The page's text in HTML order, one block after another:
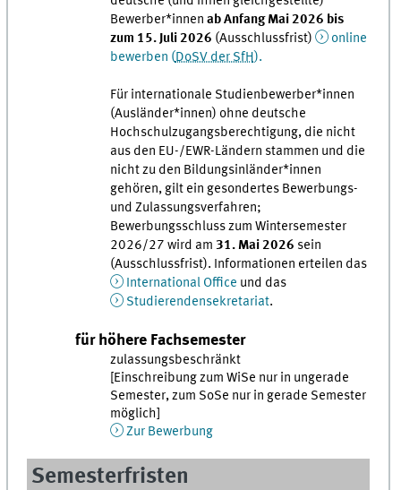
Bewerber*innen ab Anfang Mai 2026 bis
zum 15. Juli 2026 (Ausschlussfrist)
online
bewerben (DoSV der SfH).
Für internationale Studienbewerber*innen
(Ausländer*innen) ohne deutsche
Hochschulzugangsberechtigung, die nicht
aus den EU-/EWR-Ländern stammen und die
nicht zu den Bildungsinländer*innen
gehören, gilt ein gesondertes Bewerbungs-
und Zulassungsverfahren;
Bewerbungsschluss zum Wintersemester
2026/27 wird am 31. Mai 2026 sein
(Ausschlussfrist). Informationen erteilen das
International Office und das
Studierendensekretariat.
für höhere Fachsemester
zulassungsbeschränkt
[Einschreibung zum WiSe nur in ungerade
Semester, zum SoSe nur in gerade Semester
möglich]
Zur Bewerbung
Semesterfristen